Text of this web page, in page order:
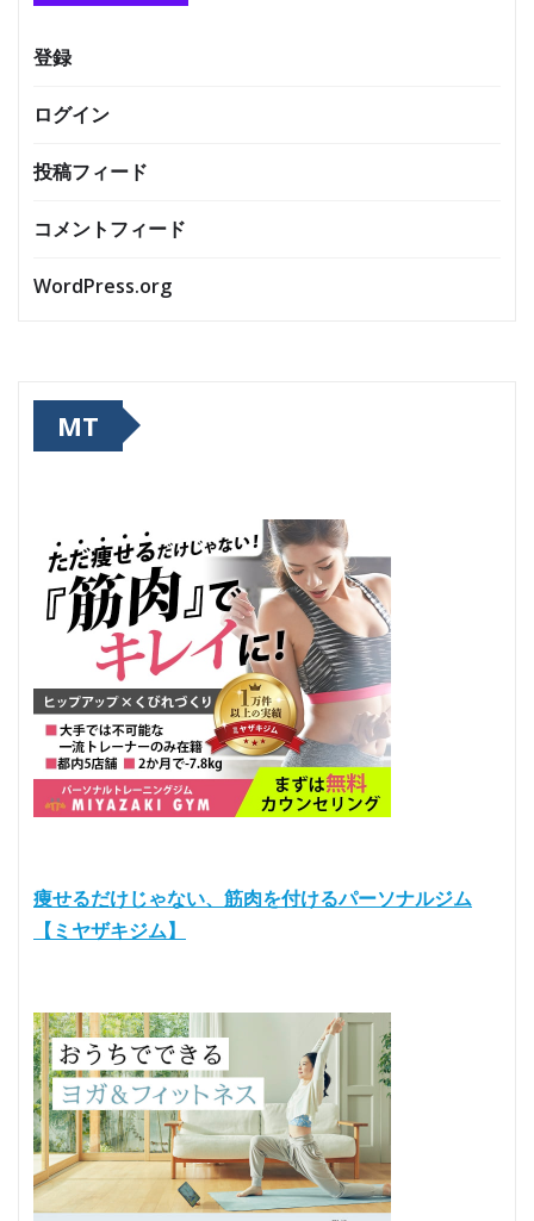
登録
ログイン
投稿フィード
コメントフィード
WordPress.org
MT
痩せるだけじゃない、筋肉を付けるパーソナルジム
【ミヤザキジム】